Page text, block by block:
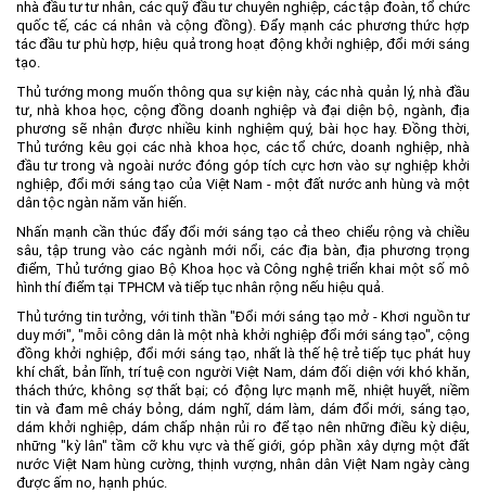
nhà đầu tư tư nhân, các quỹ đầu tư chuyên nghiệp, các tập đoàn, tổ chức
quốc tế, các cá nhân và cộng đồng). Đẩy mạnh các phương thức hợp
tác đầu tư phù hợp, hiệu quả trong hoạt động khởi nghiệp, đổi mới sáng
tạo.
Thủ tướng mong muốn thông qua sự kiện này, các nhà quản lý, nhà đầu
tư, nhà khoa học, cộng đồng doanh nghiệp và đại diện bộ, ngành, địa
phương sẽ nhận được nhiều kinh nghiệm quý, bài học hay. Đồng thời,
Thủ tướng kêu gọi các nhà khoa học, các tổ chức, doanh nghiệp, nhà
đầu tư trong và ngoài nước đóng góp tích cực hơn vào sự nghiệp khởi
nghiệp, đổi mới sáng tạo của Việt Nam - một đất nước anh hùng và một
dân tộc ngàn năm văn hiến.
Nhấn mạnh cần thúc đẩy đổi mới sáng tạo cả theo chiểu rộng và chiều
sâu, tập trung vào các ngành mới nổi, các địa bàn, địa phương trọng
điểm, Thủ tướng giao Bộ Khoa học và Công nghệ triển khai một số mô
hình thí điểm tại TPHCM và tiếp tục nhân rộng nếu hiệu quả.
Thủ tướng tin tưởng, với tinh thần "Đổi mới sáng tạo mở - Khơi nguồn tư
duy mới", "mỗi công dân là một nhà khởi nghiệp đổi mới sáng tạo", cộng
đồng khởi nghiệp, đổi mới sáng tạo, nhất là thế hệ trẻ tiếp tục phát huy
khí chất, bản lĩnh, trí tuệ con người Việt Nam, dám đối diện với khó khăn,
thách thức, không sợ thất bại; có động lực mạnh mẽ, nhiệt huyết, niềm
tin và đam mê cháy bỏng, dám nghĩ, dám làm, dám đổi mới, sáng tạo,
dám khởi nghiệp, dám chấp nhận rủi ro để tạo nên những điều kỳ diệu,
những "kỳ lân" tầm cỡ khu vực và thế giới, góp phần xây dựng một đất
nước Việt Nam hùng cường, thịnh vượng, nhân dân Việt Nam ngày càng
được ấm no, hạnh phúc.